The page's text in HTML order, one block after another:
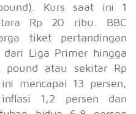
Kurs saat ini 1
Rp 20 ribu. BBC
tiket pertandingan
Liga Primer hingga
pound atau sekitar Rp
mencapai 13 persen,
1,2 persen dan